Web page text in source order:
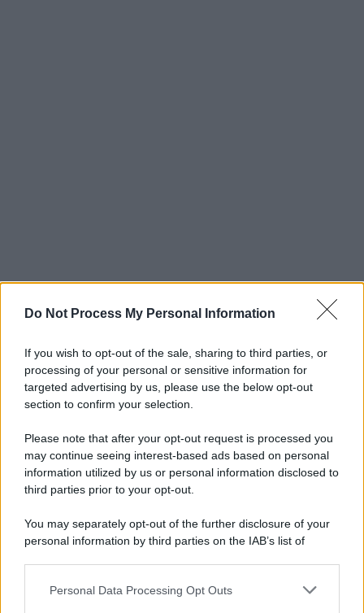
Do Not Process My Personal Information
If you wish to opt-out of the sale, sharing to third parties, or
processing of your personal or sensitive information for
targeted advertising by us, please use the below opt-out
section to confirm your selection.
Please note that after your opt-out request is processed you
may continue seeing interest-based ads based on personal
information utilized by us or personal information disclosed to
third parties prior to your opt-out.
You may separately opt-out of the further disclosure of your
personal information by third parties on the IAB’s list of
This information may also be disclosed by us to third parties
Personal Data Processing Opt Outs